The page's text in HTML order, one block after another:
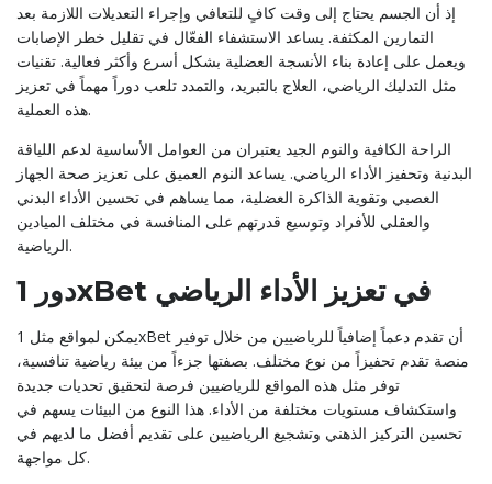
إذ أن الجسم يحتاج إلى وقت كافٍ للتعافي وإجراء التعديلات اللازمة بعد
التمارين المكثفة. يساعد الاستشفاء الفعّال في تقليل خطر الإصابات
ويعمل على إعادة بناء الأنسجة العضلية بشكل أسرع وأكثر فعالية. تقنيات
مثل التدليك الرياضي، العلاج بالتبريد، والتمدد تلعب دوراً مهماً في تعزيز
هذه العملية.
الراحة الكافية والنوم الجيد يعتبران من العوامل الأساسية لدعم اللياقة
البدنية وتحفيز الأداء الرياضي. يساعد النوم العميق على تعزيز صحة الجهاز
العصبي وتقوية الذاكرة العضلية، مما يساهم في تحسين الأداء البدني
والعقلي للأفراد وتوسيع قدرتهم على المنافسة في مختلف الميادين
الرياضية.
دور 1xBet في تعزيز الأداء الرياضي
يمكن لمواقع مثل 1xBet أن تقدم دعماً إضافياً للرياضيين من خلال توفير
منصة تقدم تحفيزاً من نوع مختلف. بصفتها جزءاً من بيئة رياضية تنافسية،
توفر مثل هذه المواقع للرياضيين فرصة لتحقيق تحديات جديدة
واستكشاف مستويات مختلفة من الأداء. هذا النوع من البيئات يسهم في
تحسين التركيز الذهني وتشجيع الرياضيين على تقديم أفضل ما لديهم في
كل مواجهة.